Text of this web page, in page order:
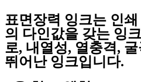
표면장력 잉크는 인
의 다인값을 갖는 잉
로, 내열성, 열충격, 굴
뛰어난 잉크입니다.